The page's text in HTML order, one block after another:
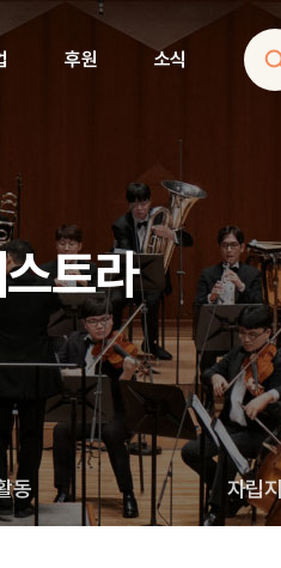
후원 소식
원 트라
동 자립